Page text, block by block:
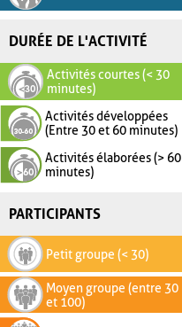
DURÉE DE L'ACTIVITÉ
Activités courtes (< 30
minutes)
Activités développées
(Entre 30 et 60 minutes)
Activités élaborées (> 60
minutes)
PARTICIPANTS
Petit groupe (< 30)
Moyen groupe (entre 30
et 100)